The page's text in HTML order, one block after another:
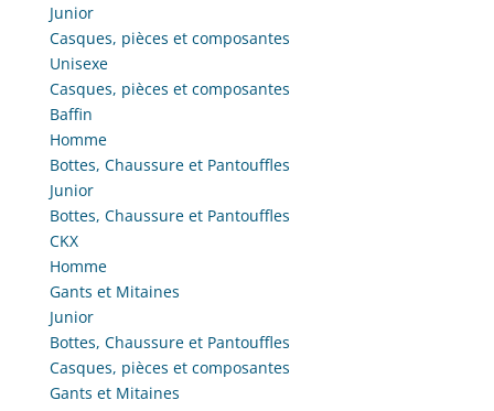
du
page
produit
Junior
Casques, pièces et composantes
Unisexe
Casques, pièces et composantes
Baffin
Homme
Bottes, Chaussure et Pantouffles
Junior
Bottes, Chaussure et Pantouffles
CKX
Homme
Gants et Mitaines
Junior
Bottes, Chaussure et Pantouffles
Casques, pièces et composantes
Gants et Mitaines